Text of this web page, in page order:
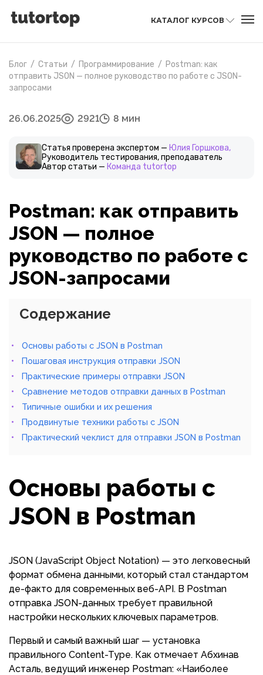
КАТАЛОГ КУРСОВ
Блог / Статьи / Программирование / Postman: как
отправить JSON — полное руководство по работе с JSON-
запросами
26.06.2025 2921 8 мин
Статья проверена экспертом — Юлия Горшкова,
Руководитель тестирования, преподаватель
Автор статьи — Команда tutortop
Postman: как отправить
JSON — полное
руководство по работе с
JSON-запросами
Содержание
Основы работы с JSON в Postman
Пошаговая инструкция отправки JSON
Практические примеры отправки JSON
Сравнение методов отправки данных в Postman
Типичные ошибки и их решения
Продвинутые техники работы с JSON
Практический чеклист для отправки JSON в Postman
Основы работы с
JSON в Postman
JSON (JavaScript Object Notation) — это легковесный
формат обмена данными, который стал стандартом
де-факто для современных веб-API. В Postman
отправка JSON-данных требует правильной
настройки нескольких ключевых параметров.
Первый и самый важный шаг — установка
правильного Content-Type. Как отмечает Абхинав
Асталь, ведущий инженер Postman: «Наиболее